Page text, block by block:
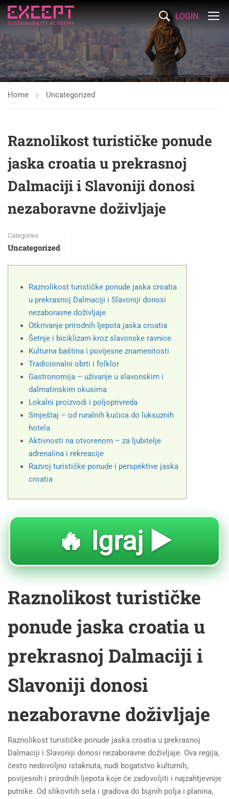
LOGIN
Home Uncategorized
Raznolikost turističke ponude
jaska croatia u prekrasnoj
Dalmaciji i Slavoniji donosi
nezaboravne doživljaje
Categories
Uncategorized
Raznolikost turističke ponude jaska croatia
u prekrasnoj Dalmaciji i Slavoniji donosi
nezaboravne doživljaje
Otkrivanje prirodnih ljepota jaska croatia
Šetnje i biciklizam kroz slavonske ravnice
Kulturna baština i povijesne znamenitosti
Tradicionalni obrti i folklor
Gastronomija – uživanje u slavonskim i
dalmatinskim okusima
Lokalni proizvodi i poljoprivreda
Smještaj – od ruralnih kućica do luksuznih
hotela
Aktivnosti na otvorenom – za ljubitelje
adrenalina i rekreacije
Razvoj turističke ponude i perspektive jaska
croatia
🔥 Igraj ▶️
Raznolikost turističke
ponude jaska croatia u
prekrasnoj Dalmaciji i
Slavoniji donosi
nezaboravne doživljaje
Raznolikost turističke ponude jaska croatia u prekrasnoj
Dalmaciji i Slavoniji donosi nezaboravne doživljaje. Ova regija,
često nedovoljno istaknuta, nudi bogatstvo kulturnih,
povijesnih i prirodnih ljepota koje će zadovoljiti i najzahtjevnije
putnike. Od slikovitih sela i gradova do bujnih polja i planina,